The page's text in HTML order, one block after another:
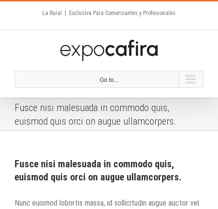
content
La Rural Exclusiva Para Comerciantes y Profesionales
Go to...
Fusce nisi malesuada in commodo quis,
euismod quis orci on augue ullamcorpers.
Fusce nisi malesuada in commodo quis,
euismod quis orci on augue ullamcorpers.
Nunc euismod lobortis massa, id sollicitudin augue auctor vel.